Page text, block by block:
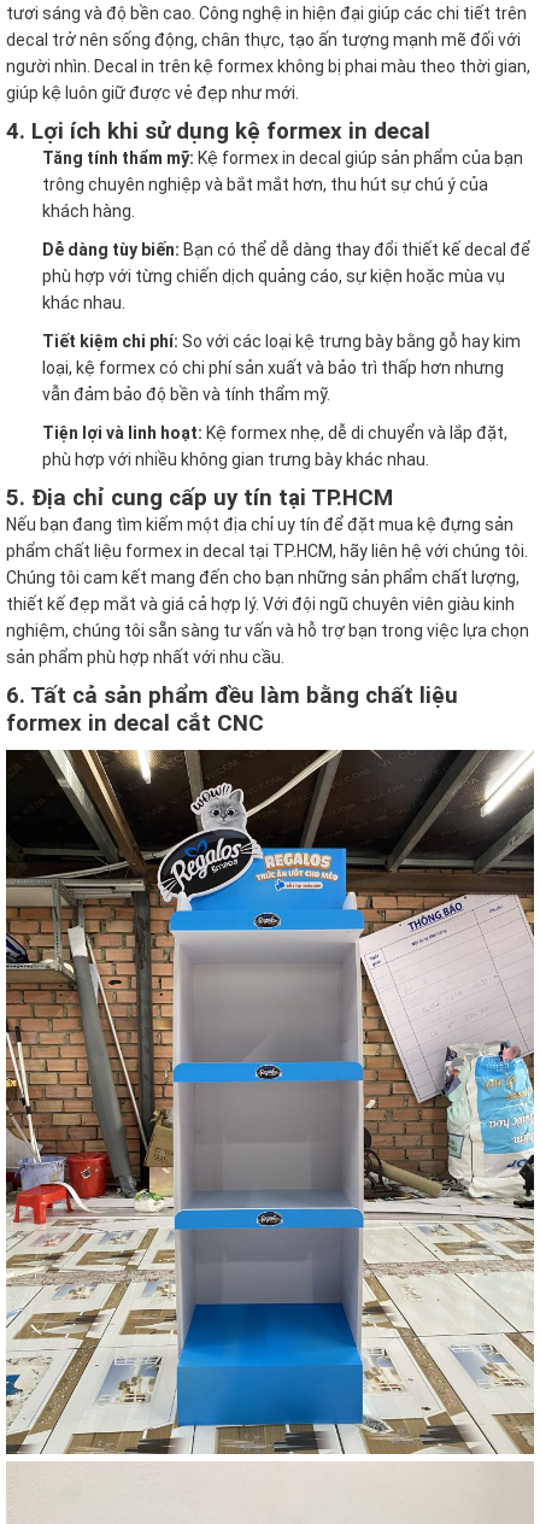
tươi sáng và độ bền cao. Công nghệ in hiện đại giúp các chi tiết trên
decal trở nên sống động, chân thực, tạo ấn tượng mạnh mẽ đối với
người nhìn. Decal in trên kệ formex không bị phai màu theo thời gian,
giúp kệ luôn giữ được vẻ đẹp như mới.
4. Lợi ích khi sử dụng kệ formex in decal
Tăng tính thẩm mỹ: Kệ formex in decal giúp sản phẩm của bạn
trông chuyên nghiệp và bắt mắt hơn, thu hút sự chú ý của
khách hàng.
Dễ dàng tùy biến: Bạn có thể dễ dàng thay đổi thiết kế decal để
phù hợp với từng chiến dịch quảng cáo, sự kiện hoặc mùa vụ
khác nhau.
Tiết kiệm chi phí: So với các loại kệ trưng bày bằng gỗ hay kim
loại, kệ formex có chi phí sản xuất và bảo trì thấp hơn nhưng
vẫn đảm bảo độ bền và tính thẩm mỹ.
Tiện lợi và linh hoạt: Kệ formex nhẹ, dễ di chuyển và lắp đặt,
phù hợp với nhiều không gian trưng bày khác nhau.
5. Địa chỉ cung cấp uy tín tại TP.HCM
Nếu bạn đang tìm kiếm một địa chỉ uy tín để đặt mua kệ đựng sản
phẩm chất liệu formex in decal tại TP.HCM, hãy liên hệ với chúng tôi.
Chúng tôi cam kết mang đến cho bạn những sản phẩm chất lượng,
thiết kế đẹp mắt và giá cả hợp lý. Với đội ngũ chuyên viên giàu kinh
nghiệm, chúng tôi sẵn sàng tư vấn và hỗ trợ bạn trong việc lựa chọn
sản phẩm phù hợp nhất với nhu cầu.
6. Tất cả sản phẩm đều làm bằng chất liệu
formex in decal cắt CNC